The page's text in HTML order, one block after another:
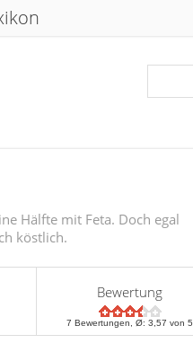
Hälfte mit Feta. Doch egal
köstlich.
Bewertung
7 Bewertungen, Ø:3,57 von 5